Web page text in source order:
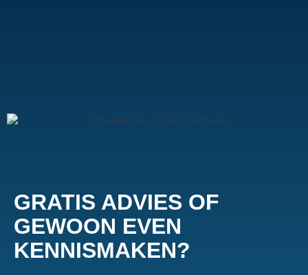
GRATIS ADVIES OF
GEWOON EVEN
KENNISMAKEN?